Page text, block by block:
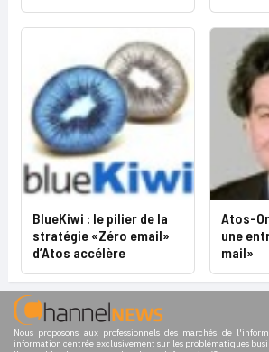
BlueKiwi : le pilier de la
stratégie «Zéro email»
d’Atos accélère
Atos-
une
mail»
Nous proposons aux professionnels des marchés de
information centrée exclusivement sur les problématiques